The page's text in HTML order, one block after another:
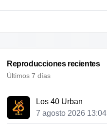
Reproducciones recientes
Últimos 7 días
Los 40 Urban
7 agosto 2026 13:04